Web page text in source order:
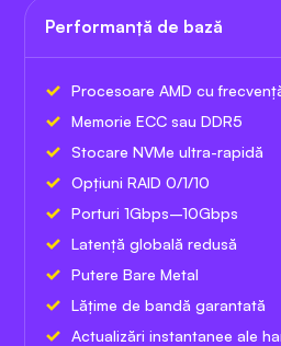
Performanță de bază
Procesoare AMD cu
Memorie ECC sau DDR5
Stocare NVMe ultra-rapidă
Opțiuni RAID 0/1/10
Porturi 1Gbps–10Gbps
Latență globală redusă
Putere Bare Metal
Lățime de bandă garantată
Actualizări instantanee ale